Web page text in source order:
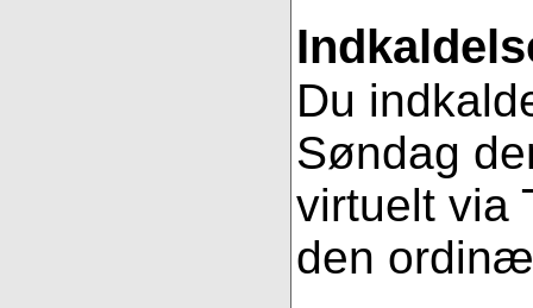
Du
Søndag
virtuelt via
den